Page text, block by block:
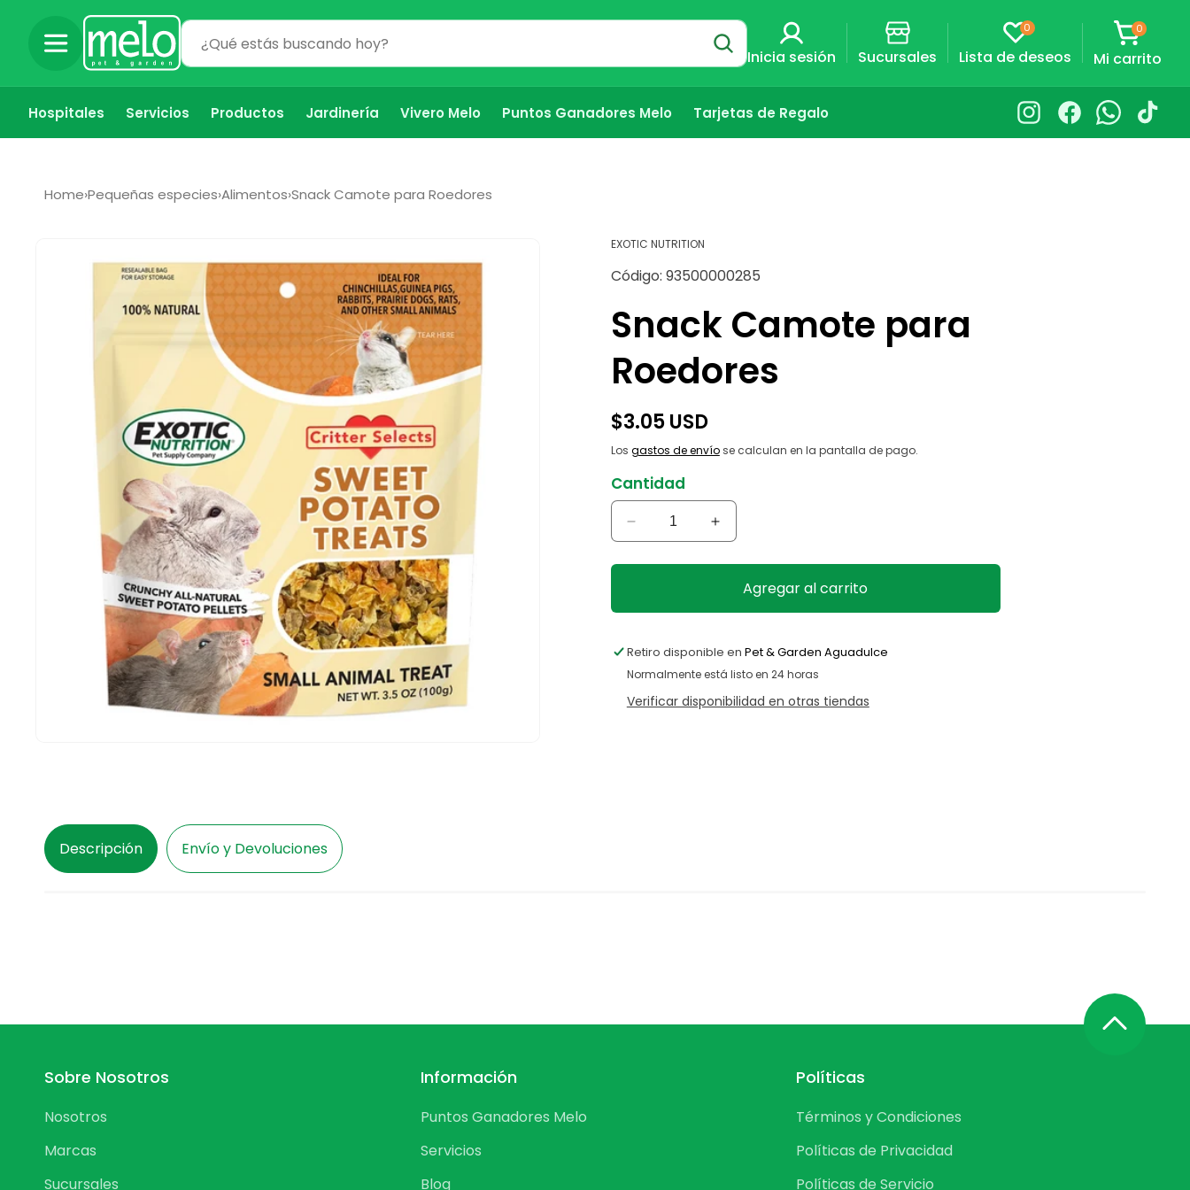
directamente
al contenido
Inicia sesión
Sucursales
0
Lista de deseos
Carrito
0
0
artículos
Mi carrito
Hospitales Servicios Productos Jardinería Vivero Melo Puntos Ganadores Melo Tarjetas de Regalo InstagramFacebookWhatsapp
TikTok
Home›Pequeñas especies›Alimentos›Snack Camote para Roedores
a la
información
del producto
EXOTIC NUTRITION
Código: SKU:
93500000285
Snack Camote para
Roedores
Precio
$3.05 USD
Los gastos de envíose calculan en la pantalla de pago.
Cantidad
Reducir
cantidad
para
Aumentar
cantidad
para
SnackAgregar al carrito
Retiro disponible en Pet & Garden Aguadulce
Normalmente está listo en 24 horas
Verificar disponibilidad en otras tiendas
Descripción Envío y Devoluciones
Sobre Nosotros
Nosotros
Marcas
Sucursales
Información
Puntos Ganadores Melo
Servicios
Blog
Políticas
Términos y Condiciones
Políticas de Privacidad
Políticas de Servicio